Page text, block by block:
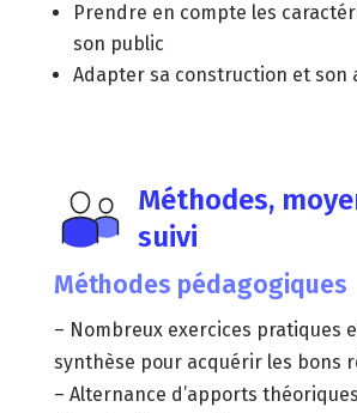
Prendre en compte les
son public
Adapter sa construction et son
Méthodes,
suivi
Méthodes pédagogiques
– Nombreux exercices pratiques
synthèse pour acquérir les bons
– Alternance d’apports